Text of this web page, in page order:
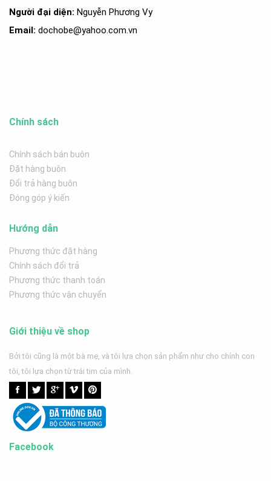
Người đại diện: Nguyễn Phương Vy
Email: dochobe@yahoo.com.vn
Chính sách
Chính sách bán buôn
Đặt hàng buôn
Đổi trả hàng buôn
Đóng góp ý kiến
Hướng dẫn
Phương thức đặt hàng
Chính sách đổi trả
Phương thức thanh toán
Phương thức vận chuyển
Giới thiệu về shop
Bởi tôi cũng là một bà mẹ, và tôi lựa chọn sản phẩm như cho chính con
tôi, tôi lựa chọn từ trái tim của mình.
Facebook